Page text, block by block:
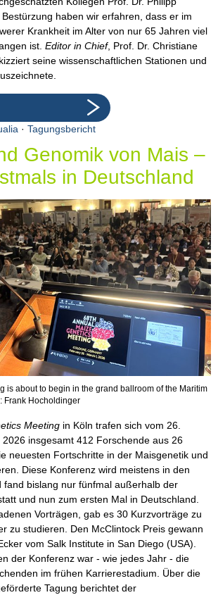
haben wir erfahren, dass er im
Krankheit im Alter von nur 65 Jahren viel
ist. Editor in Chief, Prof. Dr. Christiane
seine wissenschaftlichen Stationen und
· Tagungsbericht
Genomik von Mais –
in Deutschland
is about to begin in the grand ballroom of the Maritim
Frank Hocholdinger
Meeting in Köln trafen sich vom 26.
insgesamt 412 Forschende aus 26
neuesten Fortschritte in der Maisgenetik und
Diese Konferenz wird meistens in den
fand bislang nur fünfmal außerhalb der
und nun zum ersten Mal in Deutschland.
Vorträgen, gab es 30 Kurzvorträge zu
zu studieren. Den McClintock Preis gewann
vom Salk Institute in San Diego (USA).
der Konferenz war - wie jedes Jahr - die
im frühen Karrierestadium. Über die
Tagung berichtet der